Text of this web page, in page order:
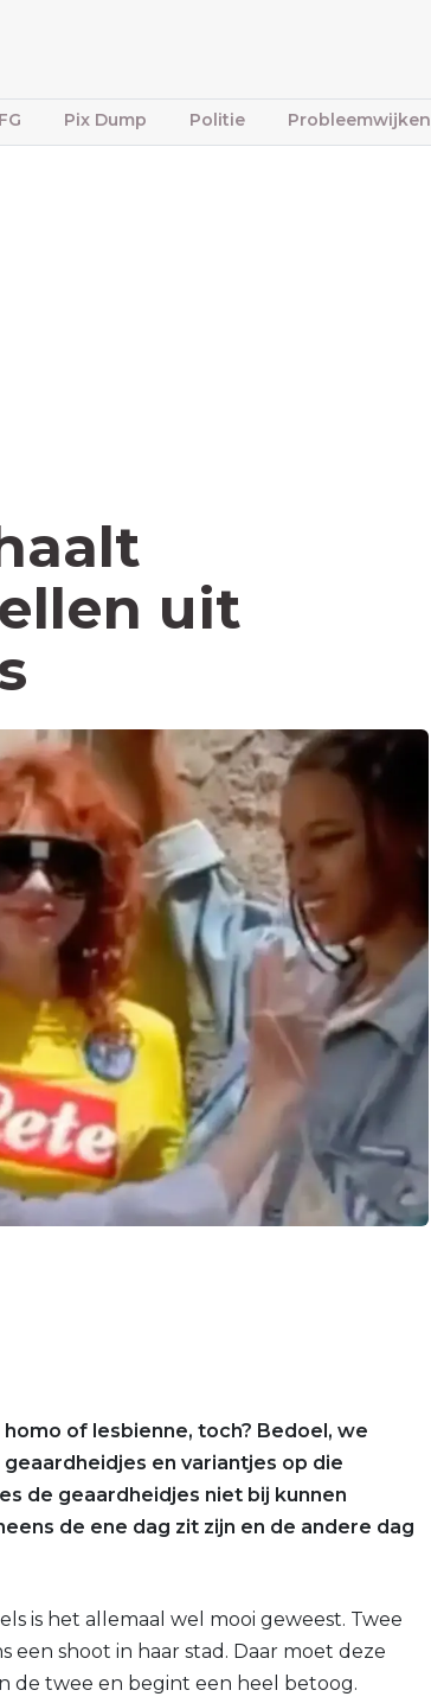
Pix Dump Politie Probleemwijken
uit
of lesbienne, toch? Bedoel, we
en variantjes op die
de geaardheidjes niet bij kunnen
de ene dag zit zijn en de andere dag
is het allemaal wel mooi geweest. Twee
een shoot in haar stad. Daar moet deze
de twee en begint een heel betoog.